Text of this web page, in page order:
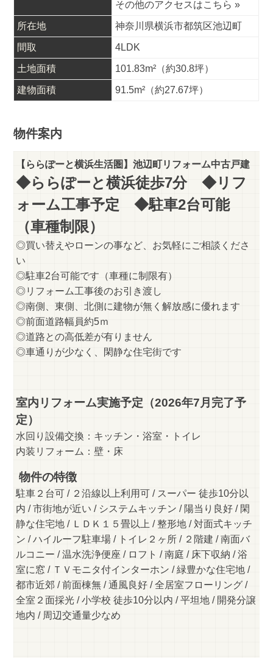
その他のアクセスはこちら»
所在地 神奈川県横浜市都筑区池辺町
間取 4LDK
土地面積 101.83m² （約30.8坪）
建物面積 91.5m² （約27.67坪）
物件案内
【ららぽーと横浜生活圏】池辺町リフォーム中古戸建
◆ららぽーと横浜徒歩7分 ◆リフ
ォーム工事予定 ◆駐車2台可能
（車種制限）
◎買い替えやローンの事など、お気軽にご相談くださ
い
◎駐車2台可能です（車種に制限有）
◎リフォーム工事後のお引き渡し
◎南側、東側、北側に建物が無く解放感に優れます
◎前面道路幅員約5ｍ
◎道路との高低差が有りません
◎車通りが少なく、閑静な住宅街です
室内リフォーム実施予定（2026年7月完了予
定）
水回り設備交換：キッチン・浴室・トイレ
内装リフォーム：壁・床
物件の特徴
駐車２台可 / ２沿線以上利用可 / スーパー 徒歩10分以
内 / 市街地が近い / システムキッチン / 陽当り良好 / 閑
静な住宅地 / ＬＤＫ１５畳以上 / 整形地 / 対面式キッチ
ン / ハイルーフ駐車場 / トイレ２ヶ所 / ２階建 / 南面バ
ルコニー / 温水洗浄便座 / ロフト / 南庭 / 床下収納 / 浴
室に窓 / ＴＶモニタ付インターホン / 緑豊かな住宅地 /
都市近郊 / 前面棟無 / 通風良好 / 全居室フローリング /
全室２面採光 / 小学校 徒歩10分以内 / 平坦地 / 開発分譲
地内 / 周辺交通量少なめ